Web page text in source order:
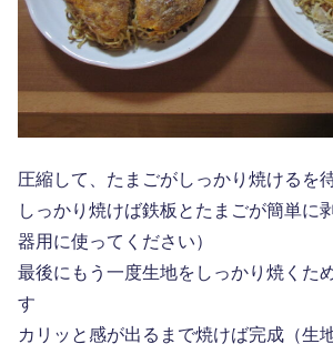
圧縮して、たまごがしっかり焼けるを
しっかり焼けば鉄板とたまごが簡単に
器用に使ってください）
最後にもう一度生地をしっかり焼くた
す
カリッと感が出るまで焼けば完成（生